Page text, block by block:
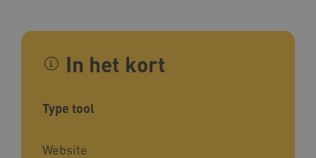
In het kort
Type tool
Website